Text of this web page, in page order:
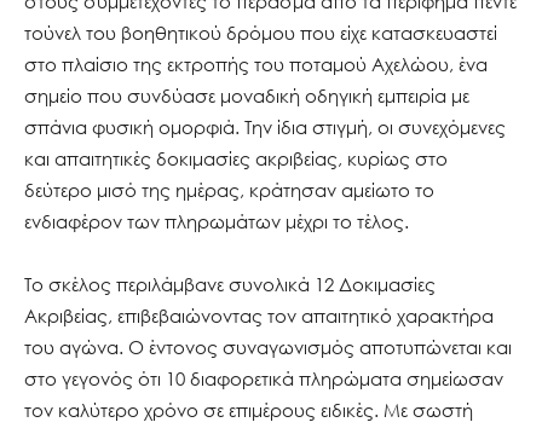
τούνελ του βοηθητικού δρόμου που είχε κατασκευαστεί
στο πλαίσιο της εκτροπής του ποταμού Αχελώου, ένα
σημείο που συνδύασε μοναδική οδηγική εμπειρία με
σπάνια φυσική ομορφιά. Την ίδια στιγμή, οι συνεχόμενες
και απαιτητικές δοκιμασίες ακριβείας, κυρίως στο
δεύτερο μισό της ημέρας, κράτησαν αμείωτο το
ενδιαφέρον των πληρωμάτων μέχρι το τέλος.
Το σκέλος περιλάμβανε συνολικά 12 Δοκιμασίες
Ακριβείας, επιβεβαιώνοντας τον απαιτητικό χαρακτήρα
του αγώνα. Ο έντονος συναγωνισμός αποτυπώνεται και
στο γεγονός ότι 10 διαφορετικά πληρώματα σημείωσαν
τον καλύτερο χρόνο σε επιμέρους ειδικές. Με σωστή